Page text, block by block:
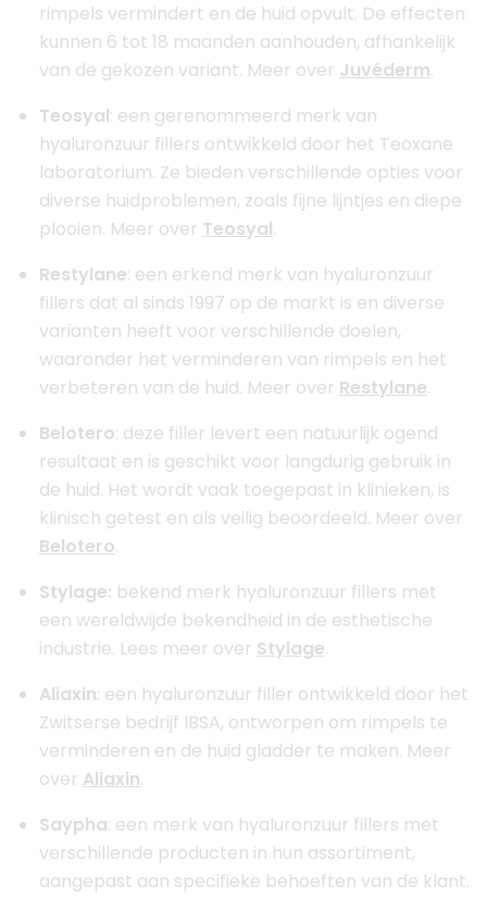
rimpels vermindert en de huid opvult. De effecten
kunnen 6 tot 18 maanden aanhouden, afhankelijk
van de gekozen variant. Meer over Juvéderm.
Teosyal: een gerenommeerd merk van
hyaluronzuur fillers ontwikkeld door het Teoxane
laboratorium. Ze bieden verschillende opties voor
diverse huidproblemen, zoals fijne lijntjes en diepe
plooien. Meer over Teosyal.
Restylane: een erkend merk van hyaluronzuur
fillers dat al sinds 1997 op de markt is en diverse
varianten heeft voor verschillende doelen,
waaronder het verminderen van rimpels en het
verbeteren van de huid. Meer over Restylane.
Belotero: deze filler levert een natuurlijk ogend
resultaat en is geschikt voor langdurig gebruik in
de huid. Het wordt vaak toegepast in klinieken, is
klinisch getest en als veilig beoordeeld. Meer over
Belotero.
Stylage: bekend merk hyaluronzuur fillers met
een wereldwijde bekendheid in de esthetische
industrie. Lees meer over Stylage.
Aliaxin: een hyaluronzuur filler ontwikkeld door het
Zwitserse bedrijf IBSA, ontworpen om rimpels te
verminderen en de huid gladder te maken. Meer
over Aliaxin.
Saypha: een merk van hyaluronzuur fillers met
verschillende producten in hun assortiment,
aangepast aan specifieke behoeften van de klant.